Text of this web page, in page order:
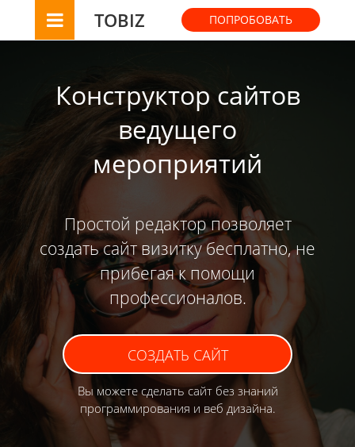
TOBIZ ПОПРОБОВАТЬ
Конструктор сайтов
ведущего
мероприятий
Простой редактор позволяет
создать сайт визитку бесплатно, не
прибегая к помощи
профессионалов.
СОЗДАТЬ САЙТ
Вы можете сделать сайт без знаний
программирования и веб дизайна.